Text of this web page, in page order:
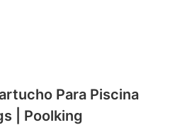
Para Piscina
| Poolking